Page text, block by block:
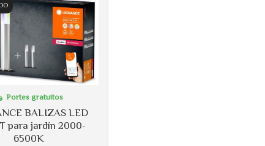
BALIZAS LED
para jardín 2000-
6500K
Portes gratuitos